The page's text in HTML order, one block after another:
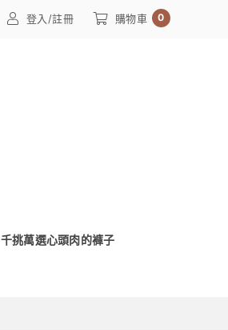
登入/註冊 購物車 0
千挑萬選心頭肉的褲子